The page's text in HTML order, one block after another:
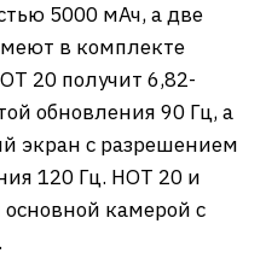
5000 мАч, а две
в комплекте
20 получит 6,82-
обновления 90 Гц, а
экран с разрешением
120 Гц. HOT 20 и
камерой с